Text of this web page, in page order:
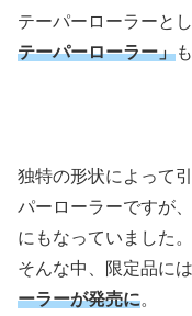
テーパーローラーと
テーパーローラー」
独特の形状によって
パーローラーですが、
にもなっていました。
そんな中、限定品に
ーラーが発売に。